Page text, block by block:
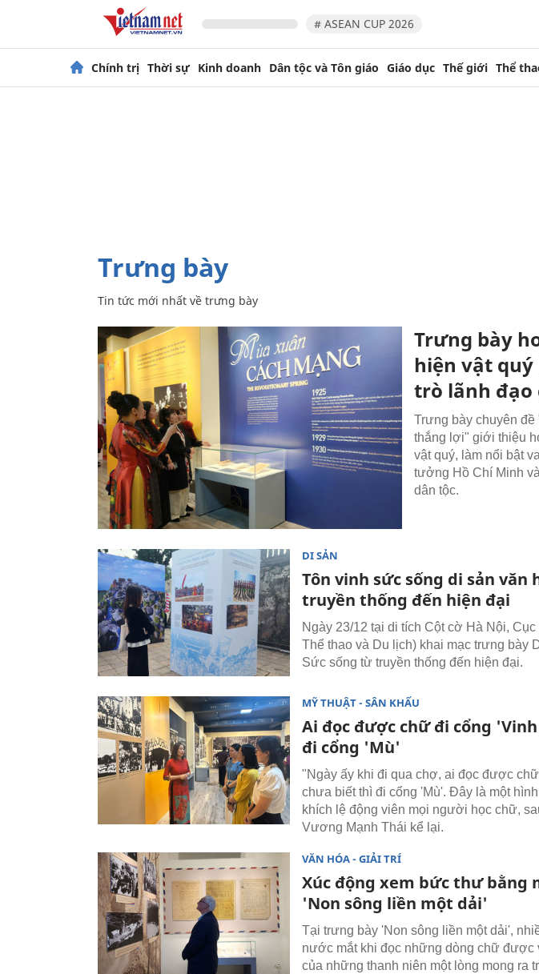
# ASEAN CUP 2026
Chính trị Thời sự Kinh doanh Dân tộc và Tôn giáo Giáo dục Thế giới Thể
trưng bày
Tin tức mới nhất về trưng bày
Trưng bày
hiện vật
trò lãnh đạo
Trưng bày chuyên
thắng lợi" giới thiệu
vật quý, làm nổi bật
tưởng Hồ Chí Minh
dân tộc.
DI SẢN
Tôn vinh sức sống di sản văn
truyền thống đến hiện đại
Ngày 23/12 tại di tích Cột cờ Hà Nội,
Thể thao và Du lịch) khai mạc trưng bày
Sức sống từ truyền thống đến hiện đại.
MỸ THUẬT - SÂN KHẤU
Ai đọc được chữ đi cổng
đi cổng 'Mù'
"Ngày ấy khi đi qua chợ, ai đọc được
chưa biết thì đi cổng 'Mù'. Đây là một
khích lệ động viên mọi người học chữ,
Vương Mạnh Thái kể lại.
VĂN HÓA - GIẢI TRÍ
Xúc động xem bức thư bằng
'Non sông liền một dải'
Tại trưng bày 'Non sông liền một dải',
nước mắt khi đọc những dòng chữ được
của những thanh niên một lòng mong ra